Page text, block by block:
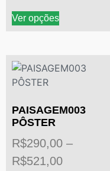
Ver opções
PAISAGEM003
PÔSTER
R$290,00 –
R$521,00